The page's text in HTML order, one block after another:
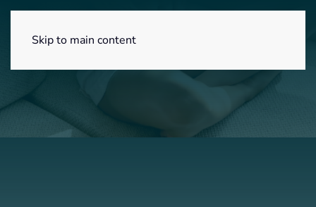
Skip to main content